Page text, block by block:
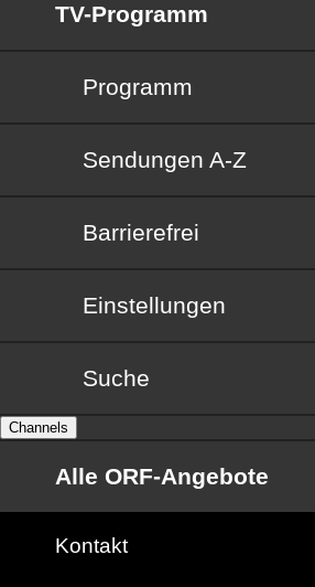
TV-Programm
Programm
Sendungen von A bis Z
Sendungen A-Z
Barrierefrei
Barrierefrei
Einstellungen
Suche
Channels
Alle ORF-Angebote
Kontakt